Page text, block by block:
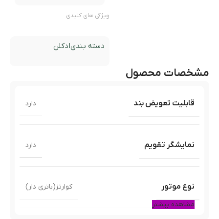
ویژگی های کلیدی
دسته بندیادکلن
مشخصات محصول
قابلیت تعویض بند دارد
نمایشگر تقویم دارد
نوع موتور کوارتز(باتری دار)
مشاهده بیشتر